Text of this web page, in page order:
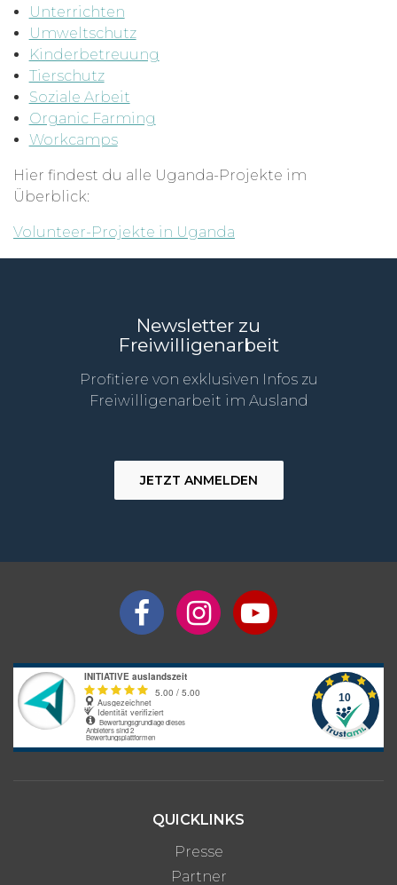
Unterrichten
Umweltschutz
Kinderbetreuung
Tierschutz
Soziale Arbeit
Organic Farming
Workcamps
Hier findest du alle Uganda-Projekte im
Überblick:
Volunteer-Projekte in Uganda
Newsletter zu
Freiwilligenarbeit
Profitiere von exklusiven Infos zu
Freiwilligenarbeit im Ausland
JETZT ANMELDEN
QUICKLINKS
Presse
Partner